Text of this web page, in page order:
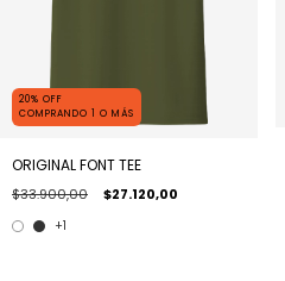
20% OFF
COMPRANDO 1 O MÁS
ORIGINAL FONT TEE
$33.900,00 $27.120,00
+1